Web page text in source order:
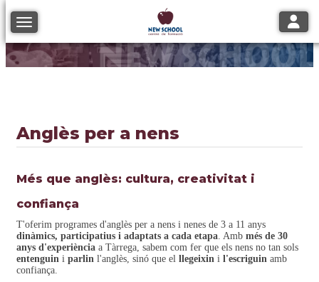
Toggle navigation
Anglès per a nens
Més que anglès: cultura, creativitat i
confiança
T'oferim programes d'anglès per a nens i nenes de 3 a 11 anys
dinàmics, participatius i adaptats a cada etapa . Amb més de 30
anys d'experiència a Tàrrega, sabem com fer que els nens no tan sols
entenguin i parlin l'anglès, sinó que el llegeixin i l'escriguin amb
confiança.